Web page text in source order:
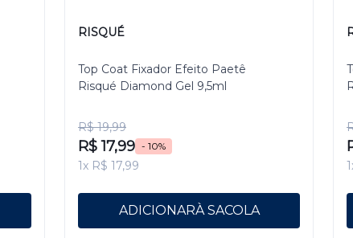
RISQUÉ
Top Coat Fixador Efeito Paetê
Risqué Diamond Gel 9,5ml
R$ 19,99
R$ 17,99 - 10%
1x R$ 17,99
ADICIONAR